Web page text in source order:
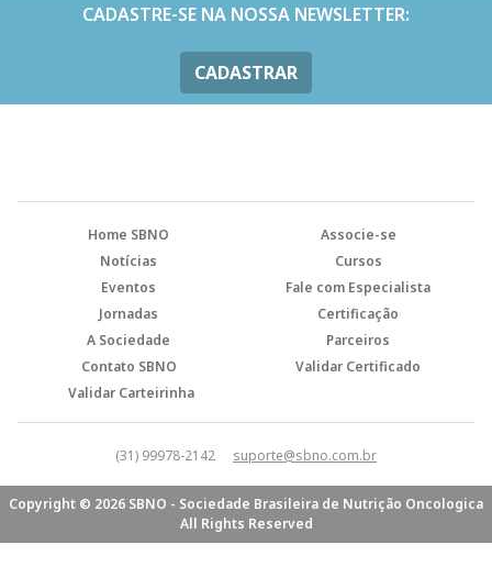
CADASTRE-SE NA NOSSA NEWSLETTER:
CADASTRAR
Home SBNO
Associe-se
Notícias
Cursos
Eventos
Fale com Especialista
Jornadas
Certificação
A Sociedade
Parceiros
Contato SBNO
Validar Certificado
Validar Carteirinha
(31) 99978-2142 suporte@sbno.com.br
Copyright © 2026 SBNO - Sociedade Brasileira de Nutrição Oncologica
All Rights Reserved